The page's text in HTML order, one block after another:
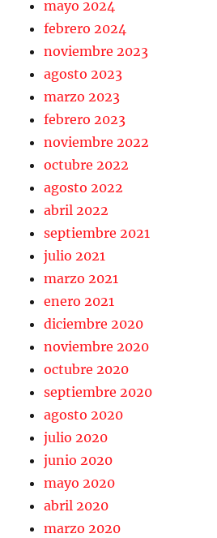
mayo 2024
febrero 2024
noviembre 2023
agosto 2023
marzo 2023
febrero 2023
noviembre 2022
octubre 2022
agosto 2022
abril 2022
septiembre 2021
julio 2021
marzo 2021
enero 2021
diciembre 2020
noviembre 2020
octubre 2020
septiembre 2020
agosto 2020
julio 2020
junio 2020
mayo 2020
abril 2020
marzo 2020